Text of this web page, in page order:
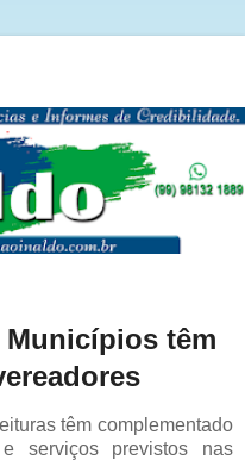
Municípios têm
têm complementado
serviços previstos nas